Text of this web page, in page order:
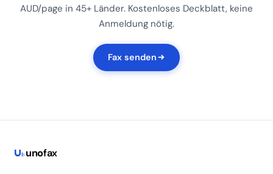
AUD/page in 45+ Länder. Kostenloses Deckblatt, keine
Anmeldung nötig.
Fax senden
unofax